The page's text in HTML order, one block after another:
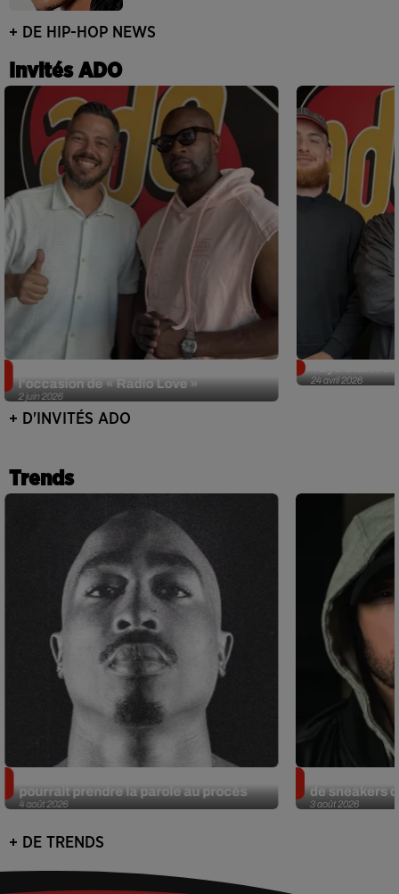
+ DE HIP-HOP NEWS
Invités ADO
2 juin 2026
l'occasion de « Radio Love »
24 avril 2026
+ D'INVITÉS ADO
Trends
4 août 2026
pourrait prendre la parole au procès
3 août 2026
de sneakers
+ DE TRENDS